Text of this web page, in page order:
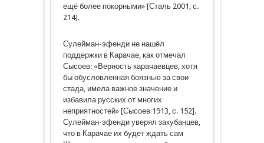
ещё более покорными» [Сталь 2001, с.
214].
Сулейман-эфенди не нашёл
поддержки в Карачае, как отмечал
Сысоев: «Верность карачаевцев, хотя
бы обусловленная боязнью за свои
стада, имела важное значение и
избавила русских от многих
неприятностей» [Сысоев 1913, с. 152].
Сулейман-эфенди уверял закубанцев,
что в Карачае их будет ждать сам